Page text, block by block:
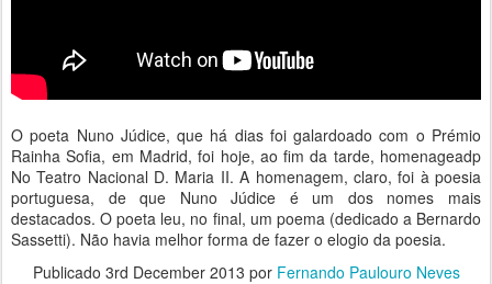
O poeta Nuno Júdice, que há dias foi galardoado com o Prémio
Rainha Sofia, em Madrid, foi hoje, ao fim da tarde, homenageadp
No Teatro Nacional D. Maria II. A homenagem, claro, foi à poesia
portuguesa, de que Nuno Júdice é um dos nomes mais
destacados. O poeta leu, no final, um poema (dedicado a Bernardo
Sassetti). Não havia melhor forma de fazer o elogio da poesia.
Publicado 3rd December 2013 por Fernando Paulouro Neves